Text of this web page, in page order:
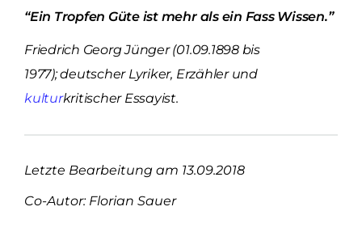
“Ein Tropfen Güte ist mehr als ein Fass Wissen.”
Friedrich Georg Jünger (01.09.1898 bis
1977); deutscher Lyriker, Erzähler und
kulturkritischer Essayist.
Letzte Bearbeitung am 13.09.2018
Co-Autor: Florian Sauer